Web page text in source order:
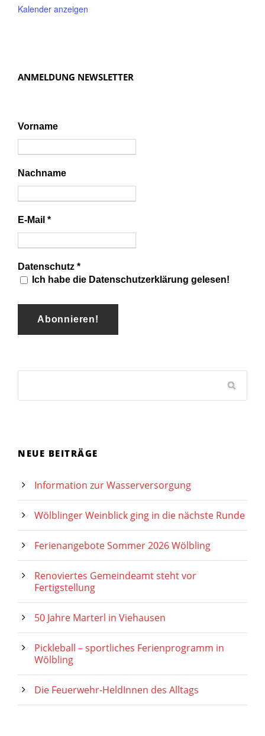
Kalender anzeigen
ANMELDUNG NEWSLETTER
Vorname
Nachname
E-Mail *
Datenschutz *
Ich habe die Datenschutzerklärung gelesen!
NEUE BEITRÄGE
Information zur Wasserversorgung
Wölblinger Weinblick ging in die nächste Runde
Ferienangebote Sommer 2026 Wölbling
Renoviertes Gemeindeamt steht vor
Fertigstellung
50 Jahre Marterl in Viehausen
Pickleball – sportliches Ferienprogramm in
Wölbling
Die Feuerwehr-HeldInnen des Alltags